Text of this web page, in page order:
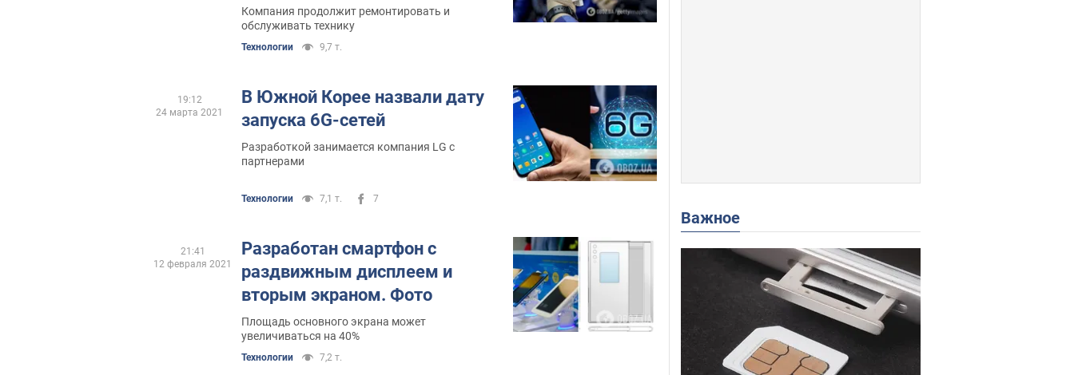
Компания продолжит ремонтировать и
обслуживать технику
Технологии 9,7 т.
В Южной Корее назвали дату
запуска 6G-сетей
Разработкой занимается компания LG с
партнерами
Технологии 7,1 т. 7
19:12
24 марта 2021
Разработан смартфон с
раздвижным дисплеем и
вторым экраном. Фото
Площадь основного экрана может
увеличиваться на 40%
Технологии 7,2 т.
21:41
12 февраля 2021
Важное